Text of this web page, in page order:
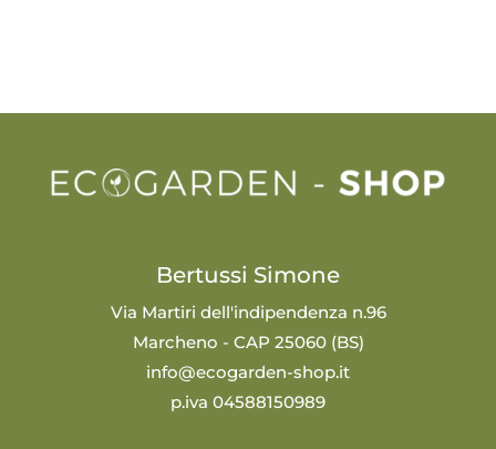
Bertussi Simone
Via Martiri dell'indipendenza n.96
Marcheno - CAP 25060 (BS)
info@ecogarden-shop.it
p.iva 04588150989